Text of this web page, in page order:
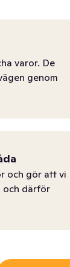
varor. De
genom
och gör att vi
och därför